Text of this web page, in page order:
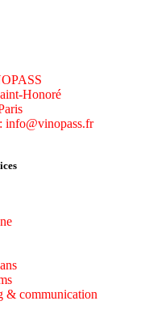
Honoré
info@vinopass.fr
& communication